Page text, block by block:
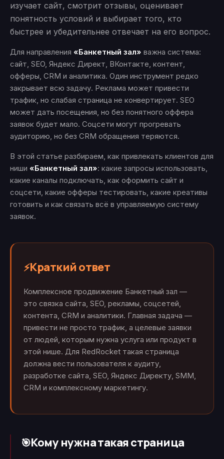
изучает сайт, смотрит отзывы, оценивает
понятность условий и выбирает того, кто
быстрее и убедительнее отвечает на его вопрос.
Для направления «Банкетный зал» важна система:
сайт, SEO, Яндекс Директ, ВКонтакте, контент,
офферы, CRM и аналитика. Один инструмент редко
закрывает всю задачу. Реклама может привести
трафик, но слабая страница не конвертирует. SEO
может дать посещения, но без понятного оффера
заявок будет мало. Соцсети могут прогревать
аудиторию, но без CRM обращения теряются.
В этой статье разбираем, как привлекать клиентов для
ниши «Банкетный зал»: какие запросы использовать,
какие каналы подключать, как оформить сайт и
соцсети, какие офферы тестировать, какие креативы
готовить и как связать всё в управляемую систему
заявок.
⚡Краткий ответ
Комплексное продвижение Банкетный зал —
это связка сайта, SEO, рекламы, соцсетей,
контента, CRM и аналитики. Главная задача —
привести не просто трафик, а целевые заявки
от людей, которым нужна услуга или продукт в
этой нише. Для RedRocket такая страница
должна вести пользователя к аудиту,
разработке сайта, SEO, Яндекс Директу, SMM,
CRM и комплексному маркетингу.
🎯Кому нужна такая страница